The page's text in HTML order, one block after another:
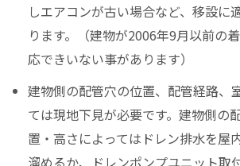
しエアコンが古い場合など、移設に
ります。（建物が2006年9月以前の
応できいない事があります）
建物側の配管穴の位置、配管経路、
ては現地下見が必要です。建物側の
置・高さによってはドレン排水を屋
溜めるか、ドレンポンプユニット取